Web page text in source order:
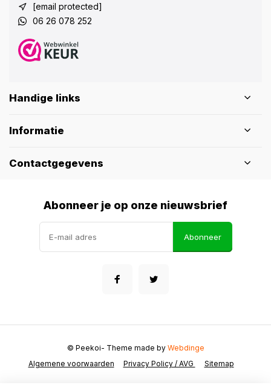
[email protected]
06 26 078 252
Handige links
Informatie
Contactgegevens
Abonneer je op onze nieuwsbrief
Abonneer
Algemene voorwaarden Privacy Policy / AVG Sitemap
© Peekoi- Theme made by Webdinge